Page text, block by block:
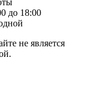
до 18:00
не является